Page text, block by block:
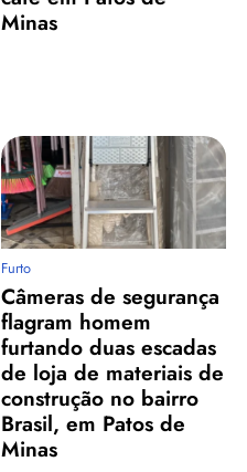
Minas
Furto
Câmeras de segurança
flagram homem
furtando duas escadas
de loja de materiais de
construção no bairro
Brasil, em Patos de
Minas